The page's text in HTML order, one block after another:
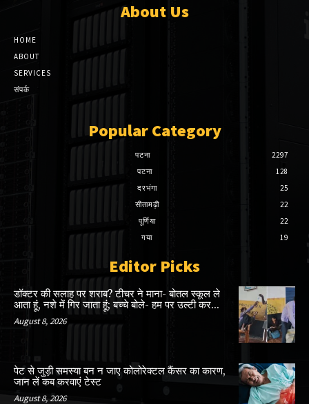
About Us
HOME
ABOUT
SERVICES
संपर्क
Popular Category
पटना
2297
पटना
128
दरभंगा
25
सीतामढ़ी
22
पूर्णिया
22
गया
19
Editor Picks
डॉक्टर की सलाह पर शराब? टीचर ने माना- बोतल स्कूल ले
आता हूं, नशे में गिर जाता हूं; बच्चे बोले- हम पर उल्टी कर...
August 8, 2026
पेट से जुड़ी समस्या बन न जाए कोलोरेक्टल कैंसर का कारण,
जान लें कब करवाएं टेस्ट
August 8, 2026